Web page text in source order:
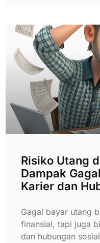
Risiko Utang
Dampak
Karier dan
Gagal bayar utang
finansial, tapi juga
dan hubungan